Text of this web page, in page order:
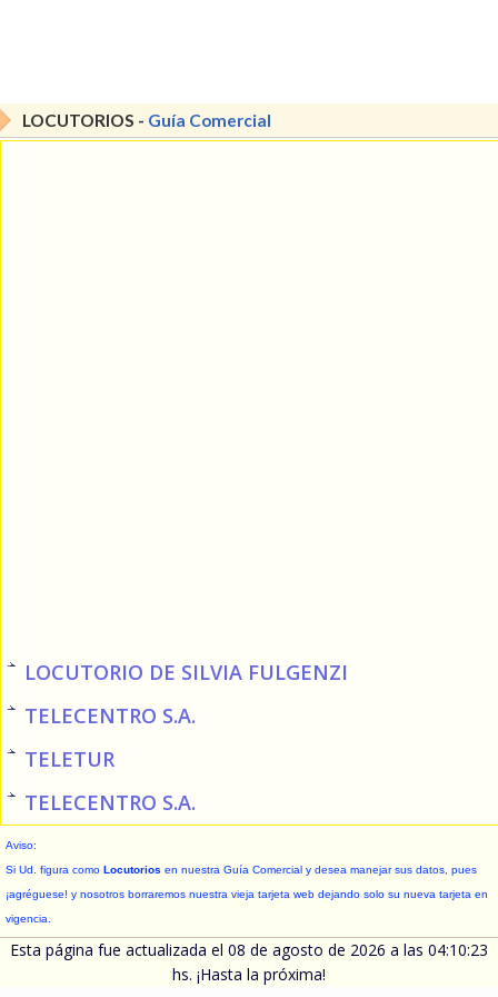
LOCUTORIOS - Guía Comercial
LOCUTORIO DE SILVIA FULGENZI
TELECENTRO S.A.
TELETUR
TELECENTRO S.A.
Aviso:
Si Ud. figura como Locutorios en nuestra Guía Comercial y desea manejar sus datos, pues
¡agréguese! y nosotros borraremos nuestra vieja tarjeta web dejando solo su nueva tarjeta en
vigencia.
Esta página fue actualizada el 08 de agosto de 2026 a las 04:10:23
hs. ¡Hasta la próxima!